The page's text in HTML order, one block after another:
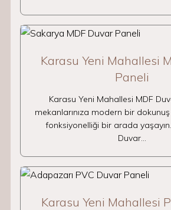
Karasu Yeni Mahallesi
Paneli
Karasu Yeni Mahallesi MDF
mekanlarınıza modern bir dokunuş
fonksiyonelliği bir arada
Duvar…
Karasu Yeni Mahallesi